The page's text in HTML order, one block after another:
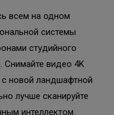
всем на одном
системы
студийного
Снимайте видео 4K
с новой ландшафтной
лучше сканируйте
интеллектом.